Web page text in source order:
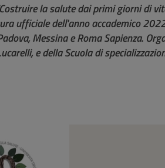
la salute dai primi giorni di
ufficiale dell'anno accademico
Messina e Roma Sapienza.
e della Scuola di